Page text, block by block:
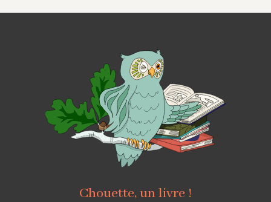
Chouette, un livre !